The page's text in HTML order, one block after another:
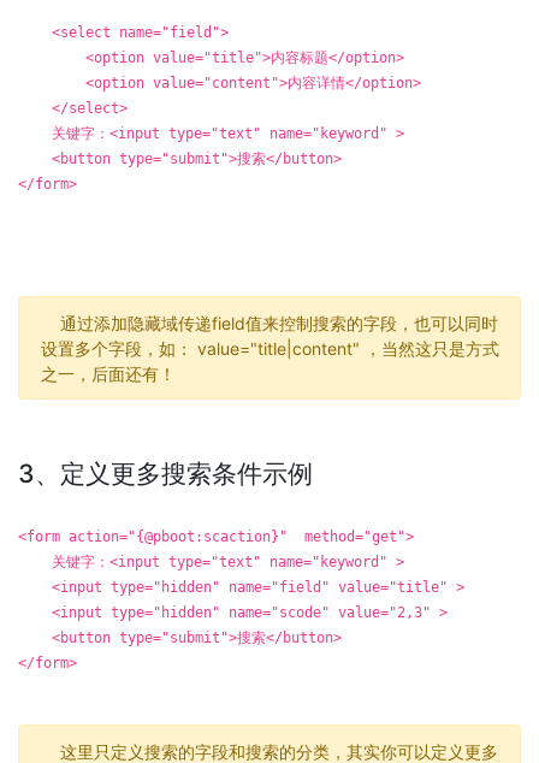
<select name="field">
<option value="title">内容标题</option>
<option value="content">内容详情</option>
</select>
关键字：<input type="text" name="keyword" >
<button type="submit">搜索</button>
</form>
通过添加隐藏域传递field值来控制搜索的字段，也可以同时
设置多个字段，如： value="title|content" ，当然这只是方式
之一，后面还有！
3、定义更多搜索条件示例
<form action="{@pboot:scaction}" method="get">
关键字：<input type="text" name="keyword" >
<input type="hidden" name="field" value="title" >
<input type="hidden" name="scode" value="2,3" >
<button type="submit">搜索</button>
</form>
这里只定义搜索的字段和搜索的分类，其实你可以定义更多